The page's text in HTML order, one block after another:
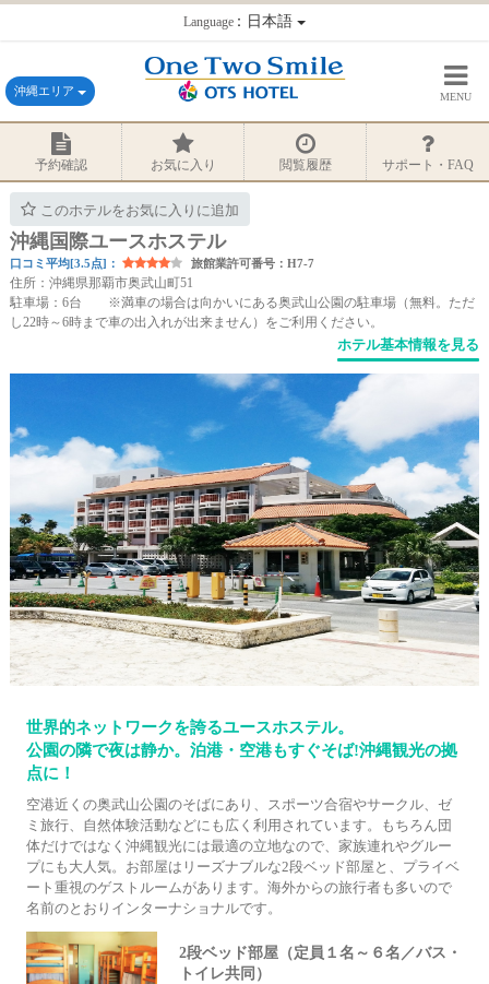
Language：日本語
沖縄エリア MENU
予約確認 お気に入り 閲覧履歴 サポート・FAQ
このホテルをお気に入りに追加
沖縄国際ユースホステル
口コミ平均[3.5点]： 旅館業許可番号：H7-7
住所：沖縄県那覇市奥武山町51
駐車場：6台 ※満車の場合は向かいにある奥武山公園の駐車場（無料。ただ
し22時～6時まで車の出入れが出来ません）をご利用ください。
ホテル基本情報を見る
世界的ネットワークを誇るユースホステル。
公園の隣で夜は静か。泊港・空港もすぐそば!沖縄観光の拠
点に！
空港近くの奥武山公園のそばにあり、スポーツ合宿やサークル、ゼ
ミ旅行、自然体験活動などにも広く利用されています。もちろん団
体だけではなく沖縄観光には最適の立地なので、家族連れやグルー
プにも大人気。お部屋はリーズナブルな2段ベッド部屋と、プライベ
ート重視のゲストルームがあります。海外からの旅行者も多いので
名前のとおりインターナショナルです。
2段ベッド部屋（定員１名～６名／バス・
トイレ共同）